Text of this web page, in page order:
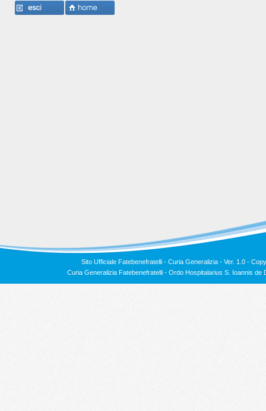
Sito Ufficiale Fatebenefratelli - Curia Generalizia - Ver. 1.0 -
Curia Generalizia Fatebenefratelli - Ordo Hospitalarius S. Ioannis